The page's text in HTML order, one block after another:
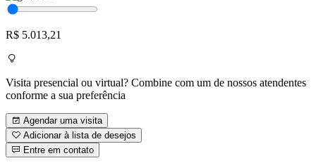
R$ 5.013,21
Visita presencial ou virtual? Combine com um de nossos atendentes
conforme a sua preferência
Agendar uma visita
Adicionar à lista de desejos
Entre em contato